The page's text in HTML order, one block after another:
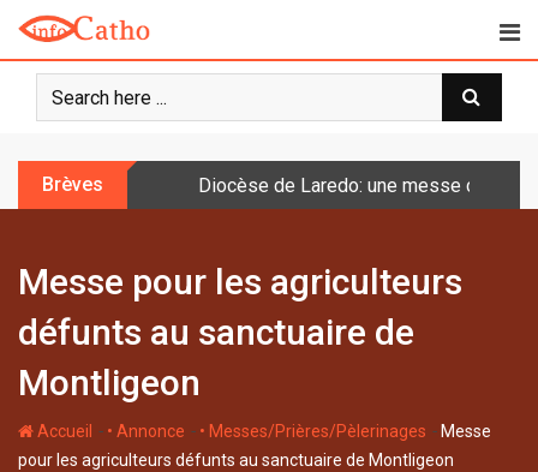
o
Brèves Diocèse de Laredo: une messe
Messe pour les agriculteurs
défunts au sanctuaire de
Montligeon
Accueil - • Annonce - • Messes/Prières/Pèlerinages - Messe
pour les agriculteurs défunts au sanctuaire de Montligeon